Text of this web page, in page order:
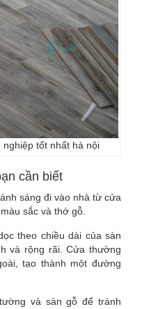
nghiệp tốt nhất hà nội
cần biết
sáng đi vào nhà từ cửa
sắc và thớ gỗ.
theo chiều dài của sàn
và rộng rãi. Cửa thường
tạo thành một đường
và sàn gỗ để tránh